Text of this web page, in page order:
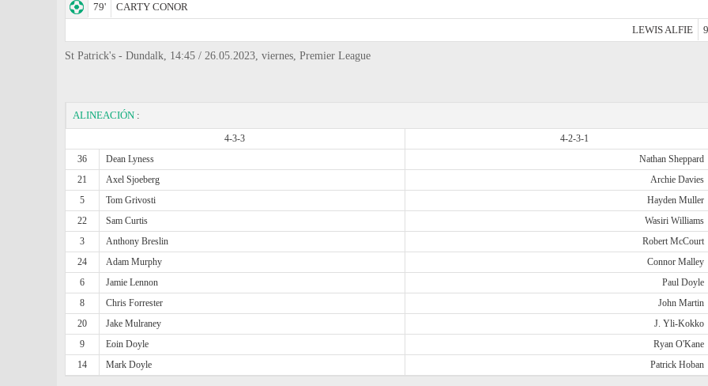
79'
CARTY CONOR
LEWIS ALFIE
St Patrick's - Dundalk, 14:45 / 26.05.2023, viernes, Premier League
ALINEACIÓN :
4-3-3
4-2-3-1
36
Dean Lyness Nathan Sheppard
21
Axel Sjoeberg Archie Davies
5
Tom Grivosti Hayden Muller
22
Sam Curtis Wasiri Williams
3
Anthony Breslin Robert McCourt
24
Adam Murphy Connor Malley
6
Jamie Lennon Paul Doyle
8
Chris Forrester John Martin
20
Jake Mulraney J. Yli-Kokko
9
Eoin Doyle Ryan O'Kane
14
Mark Doyle Patrick Hoban